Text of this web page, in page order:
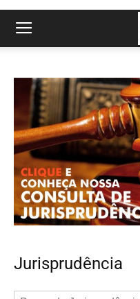
Jurisprudência